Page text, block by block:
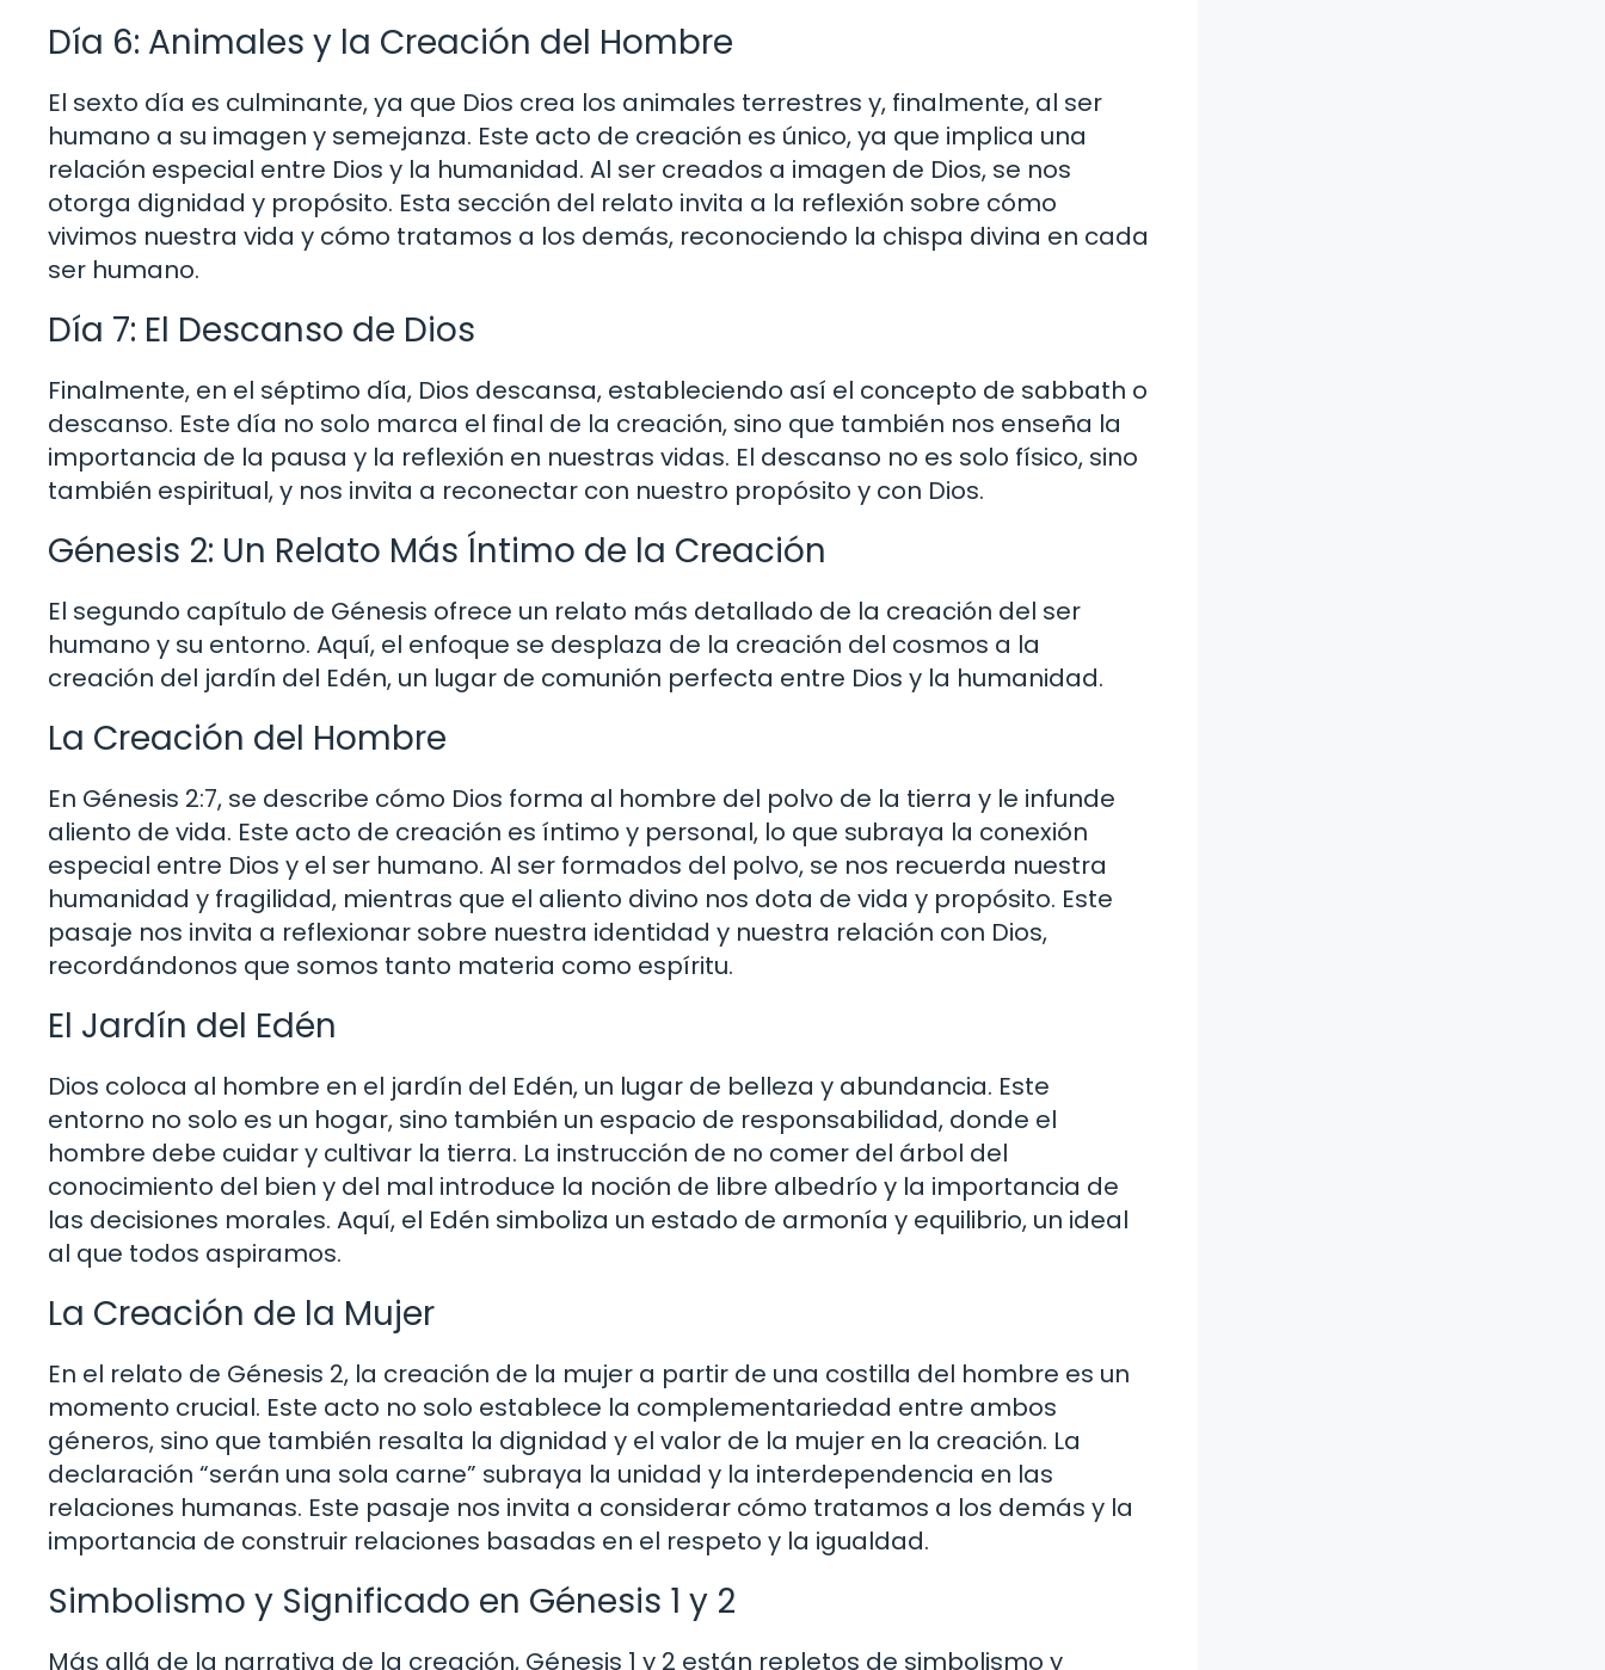
Día 6: Animales y la Creación del Hombre
El sexto día es culminante, ya que Dios crea los animales terrestres y, finalmente, al ser
humano a su imagen y semejanza. Este acto de creación es único, ya que implica una
relación especial entre Dios y la humanidad. Al ser creados a imagen de Dios, se nos
otorga dignidad y propósito. Esta sección del relato invita a la reflexión sobre cómo
vivimos nuestra vida y cómo tratamos a los demás, reconociendo la chispa divina en cada
ser humano.
Día 7: El Descanso de Dios
Finalmente, en el séptimo día, Dios descansa, estableciendo así el concepto de sabbath o
descanso. Este día no solo marca el final de la creación, sino que también nos enseña la
importancia de la pausa y la reflexión en nuestras vidas. El descanso no es solo físico, sino
también espiritual, y nos invita a reconectar con nuestro propósito y con Dios.
Génesis 2: Un Relato Más Íntimo de la Creación
El segundo capítulo de Génesis ofrece un relato más detallado de la creación del ser
humano y su entorno. Aquí, el enfoque se desplaza de la creación del cosmos a la
creación del jardín del Edén, un lugar de comunión perfecta entre Dios y la humanidad.
La Creación del Hombre
En Génesis 2:7, se describe cómo Dios forma al hombre del polvo de la tierra y le infunde
aliento de vida. Este acto de creación es íntimo y personal, lo que subraya la conexión
especial entre Dios y el ser humano. Al ser formados del polvo, se nos recuerda nuestra
humanidad y fragilidad, mientras que el aliento divino nos dota de vida y propósito. Este
pasaje nos invita a reflexionar sobre nuestra identidad y nuestra relación con Dios,
recordándonos que somos tanto materia como espíritu.
El Jardín del Edén
Dios coloca al hombre en el jardín del Edén, un lugar de belleza y abundancia. Este
entorno no solo es un hogar, sino también un espacio de responsabilidad, donde el
hombre debe cuidar y cultivar la tierra. La instrucción de no comer del árbol del
conocimiento del bien y del mal introduce la noción de libre albedrío y la importancia de
las decisiones morales. Aquí, el Edén simboliza un estado de armonía y equilibrio, un ideal
al que todos aspiramos.
La Creación de la Mujer
En el relato de Génesis 2, la creación de la mujer a partir de una costilla del hombre es un
momento crucial. Este acto no solo establece la complementariedad entre ambos
géneros, sino que también resalta la dignidad y el valor de la mujer en la creación. La
declaración “serán una sola carne” subraya la unidad y la interdependencia en las
relaciones humanas. Este pasaje nos invita a considerar cómo tratamos a los demás y la
importancia de construir relaciones basadas en el respeto y la igualdad.
Simbolismo y Significado en Génesis 1 y 2
Más allá de la narrativa de la creación, Génesis 1 y 2 están repletos de simbolismo y